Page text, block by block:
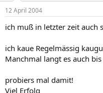
12 April 2004
ich muß in letzter zeit auch
ich kaue Regelmässig
Manchmal langt es auch
probiers mal damit!
Viel Erfolg